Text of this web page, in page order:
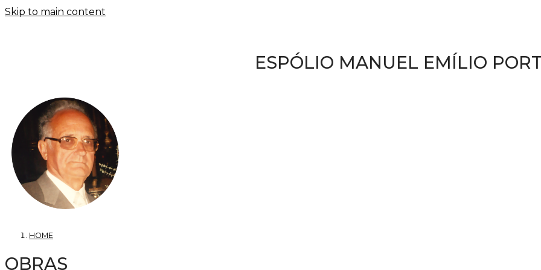
Skip to main content
ESPÓLIO MANUEL EMÍLIO
HOME
OBRAS